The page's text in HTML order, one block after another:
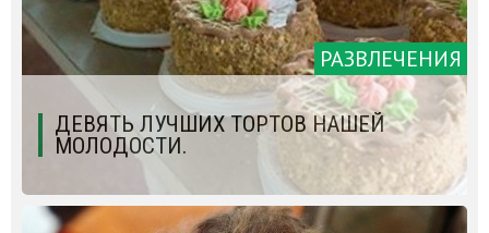
РАЗВЛЕЧЕНИЯ
ДЕВЯТЬ ЛУЧШИХ ТОРТОВ НАШЕЙ
МОЛОДОСТИ.